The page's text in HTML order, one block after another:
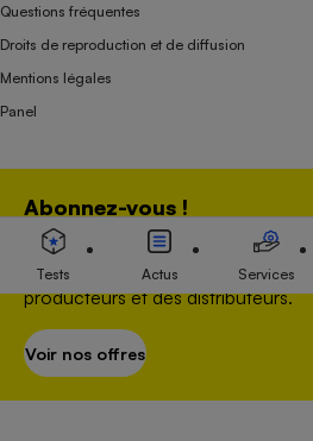
Abonnez-vous !
Bénéficiez d'une expertise unique
une association 100 %
producteurs et des distributeurs.
Voir nos offres
Questions fréquentes
Droits de reproduction et de diffusion
Mentions légales
Panel
Association indépendante de l’État, des
distributeurs depuis 1951.
Tests Actus Services